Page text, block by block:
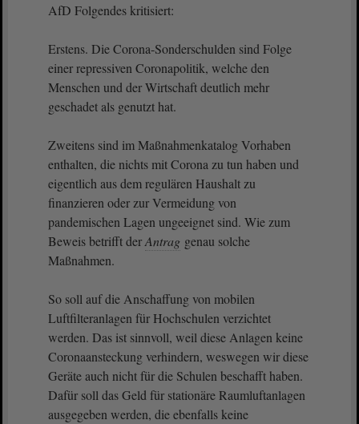
AfD Folgendes kritisiert:
Erstens. Die Corona-Sonderschulden sind Folge
einer repressiven Coronapolitik, welche den
Menschen und der Wirtschaft deutlich mehr
geschadet als genutzt hat.
Zweitens sind im Maßnahmenkatalog Vorhaben
enthalten, die nichts mit Corona zu tun haben und
eigentlich aus dem regulären Haushalt zu
finanzieren oder zur Vermeidung von
pandemischen Lagen ungeeignet sind. Wie zum
Beweis betrifft derAntrag genau solche
Maßnahmen.
So soll auf die Anschaffung von mobilen
Luftfilteranlagen für Hochschulen verzichtet
werden. Das ist sinnvoll, weil diese Anlagen keine
Coronaansteckung verhindern, weswegen wir diese
Geräte auch nicht für die Schulen beschafft haben.
Dafür soll das Geld für stationäre Raumluftanlagen
ausgegeben werden, die ebenfalls keine